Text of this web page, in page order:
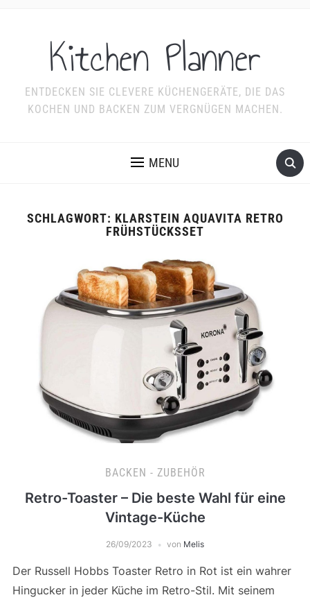
Kitchen Planner
ENTDECKEN SIE CLEVERE KÜCHENGERÄTE, DIE DAS
KOCHEN UND BACKEN ZUM VERGNÜGEN MACHEN.
MENU
SCHLAGWORT: KLARSTEIN AQUAVITA RETRO
FRÜHSTÜCKSSET
BACKEN - ZUBEHÖR
Retro-Toaster – Die beste Wahl für eine
Vintage-Küche
26/09/2023 von Melis
Der Russell Hobbs Toaster Retro in Rot ist ein wahrer
Hingucker in jeder Küche im Retro-Stil. Mit seinem